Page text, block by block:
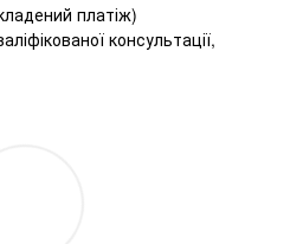
платіж)
консультації,